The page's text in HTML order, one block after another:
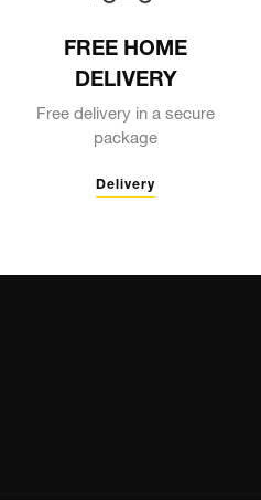
FREE HOME
DELIVERY
Free delivery in a secure
package
Delivery